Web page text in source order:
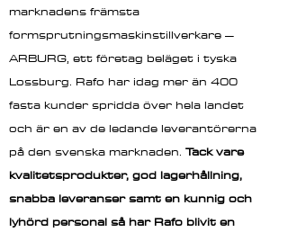
marknadens främsta
formsprutningsmaskinstillverkare –
ARBURG, ett företag beläget i tyska
Lossburg. Rafo har idag mer än 400
fasta kunder spridda över hela landet
och är en av de ledande leverantörerna
på den svenska marknaden. Tack vare
kvalitetsprodukter, god lagerhållning,
snabba leveranser samt en kunnig och
lyhörd personal så har Rafo blivit en